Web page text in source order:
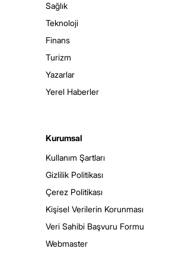
Sağlık
Teknoloji
Finans
Turizm
Yazarlar
Yerel Haberler
Kurumsal
Kullanım Şartları
Gizlilik Politikası
Çerez Politikası
Kişisel Verilerin Korunması
Veri Sahibi Başvuru Formu
Webmaster